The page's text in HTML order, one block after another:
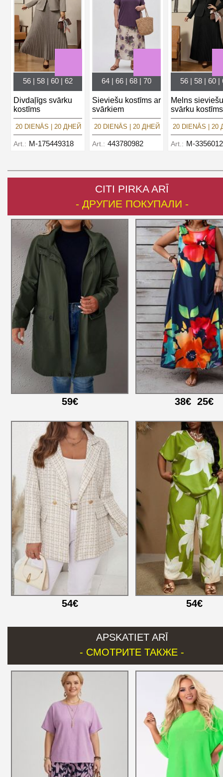
56 | 58 | 60 | 62
Divdaļīgs svārku
kostīms
20 DIENĀS | 20 ДНЕЙ
Art.: M-175449318
64 | 66 | 68 | 70
Sieviešu kostīms ar
svārkiem
20 DIENĀS | 20 ДНЕЙ
Art.: 443780982
56 | 58 | 60 |
Melns sieviešu
svārku kostīms
20 DIENĀS | 20
Art.: M-
CITI PIRKA ARĪ
- ДРУГИЕ ПОКУПАЛИ -
59€ 38€ 25€
54€ 54€
APSKATIET ARĪ
- СМОТРИТЕ ТАКЖЕ -